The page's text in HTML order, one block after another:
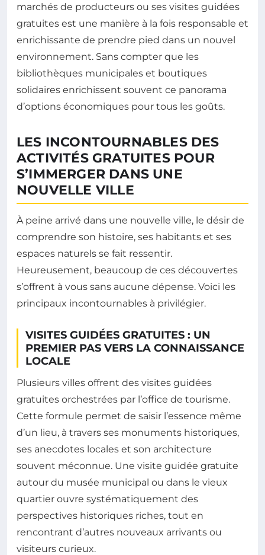
marchés de producteurs ou ses visites guidées
gratuites est une manière à la fois responsable et
enrichissante de prendre pied dans un nouvel
environnement. Sans compter que les
bibliothèques municipales et boutiques
solidaires enrichissent souvent ce panorama
d’options économiques pour tous les goûts.
LES INCONTOURNABLES DES
ACTIVITÉS GRATUITES POUR
S’IMMERGER DANS UNE
NOUVELLE VILLE
À peine arrivé dans une nouvelle ville, le désir de
comprendre son histoire, ses habitants et ses
espaces naturels se fait ressentir.
Heureusement, beaucoup de ces découvertes
s’offrent à vous sans aucune dépense. Voici les
principaux incontournables à privilégier.
VISITES GUIDÉES GRATUITES : UN
PREMIER PAS VERS LA CONNAISSANCE
LOCALE
Plusieurs villes offrent des visites guidées
gratuites orchestrées par l’office de tourisme.
Cette formule permet de saisir l’essence même
d’un lieu, à travers ses monuments historiques,
ses anecdotes locales et son architecture
souvent méconnue. Une visite guidée gratuite
autour du musée municipal ou dans le vieux
quartier ouvre systématiquement des
perspectives historiques riches, tout en
rencontrant d’autres nouveaux arrivants ou
visiteurs curieux.